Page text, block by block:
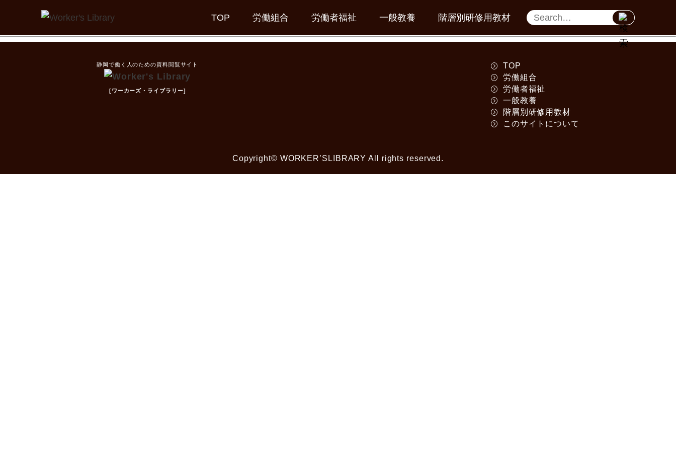
TOP 労働組合 労働者福祉 一般教養 階層別研修用教材
静岡で働く人のための資料閲覧サイト
[ワーカーズ・ライブラリー]
TOP
労働組合
労働者福祉
一般教養
階層別研修用教材
このサイトについて
Copyright© WORKER’SLIBRARY All rights reserved.